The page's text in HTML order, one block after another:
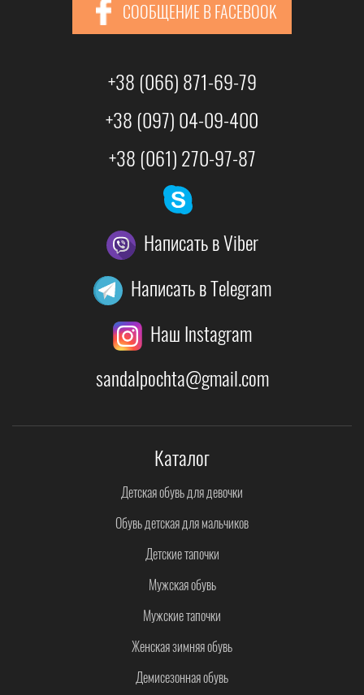
СООБЩЕНИЕ В FACEBOOK
+38 (066) 871-69-79
+38 (097) 04-09-400
+38 (061) 270-97-87
Написать в Viber
Написать в Telegram
Наш Instagram
sandalpochta@gmail.com
Каталог
Детская обувь для девочки
Обувь детская для мальчиков
Детские тапочки
Мужская обувь
Мужские тапочки
Женская зимняя обувь
Демисезонная обувь